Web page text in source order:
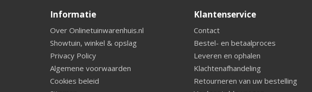
Informatie
Over Onlinetuinwarenhuis.nl
Showtuin, winkel & opslag
Privacy Policy
Algemene voorwaarden
Cookies beleid
Klantenservice
Contact
Bestel- en betaalproces
Leveren en ophalen
Klachtenafhandeling
Retourneren van uw bestelling